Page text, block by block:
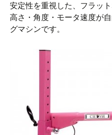
安定性を重視した、フラッ
高さ・角度・モータ速度が
グマシンです。